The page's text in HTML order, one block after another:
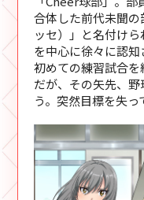
合体した前代未聞
ッセ）」と名付け
を中心に徐々に認知
初めての練習試合
だが、その矢先、
う。突然目標を失っ